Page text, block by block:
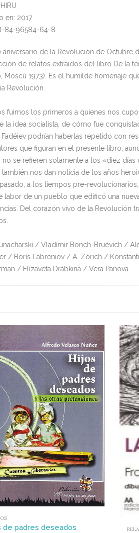
en: 2017
84-96584-64-8
aniversario de la Revolución de Octubre
de relatos extraidos del libro De la
Moscú 1973). Es el humilde homenaje
Revolución.
fuimos los primeros a quienes nos cupo
la idea socialista, de cómo fue
Fadéiev podrían haberlas repetido con
que figuran en el presente libro,
no se refieren solamente a los «diez
también nos dan noticia de los años
a los tiempos pre-
labor de un pueblo que edificó una
Del corazón vivo de la Revolución
/ Vladímir Bonch-Bruévich /
/ Borís Labreniov / A. Zórich /
/ Elizaveta Drábkina / Vera Panova
de padres deseados